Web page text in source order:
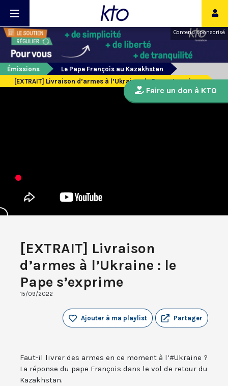
Contenu sponsorisé
Émissions
Le Pape François au Kazakhstan
[EXTRAIT] Livraison d’armes à l’Ukraine : le Pape s’exprime
[EXTRAIT] Livraison
d’armes à l’Ukraine : le
Pape s’exprime
15/09/2022
Partager
Ajouter à ma playlist
Faut-il livrer des armes en ce moment à l’#Ukraine ?
La réponse du pape François dans le vol de retour du
Kazakhstan.
Faire un don à KTO